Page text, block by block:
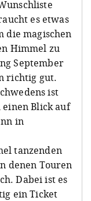
es etwas
die magischen
Himmel zu
September
richtig gut.
ist
einen Blick auf
in
tanzenden
denen Touren
Dabei ist es
ein Ticket